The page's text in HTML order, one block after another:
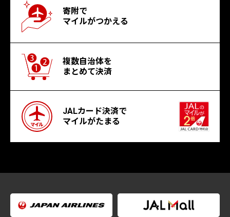
寄附で
マイルがつかえる
複数自治体を
まとめて決済
JALカード決済で
マイルがたまる